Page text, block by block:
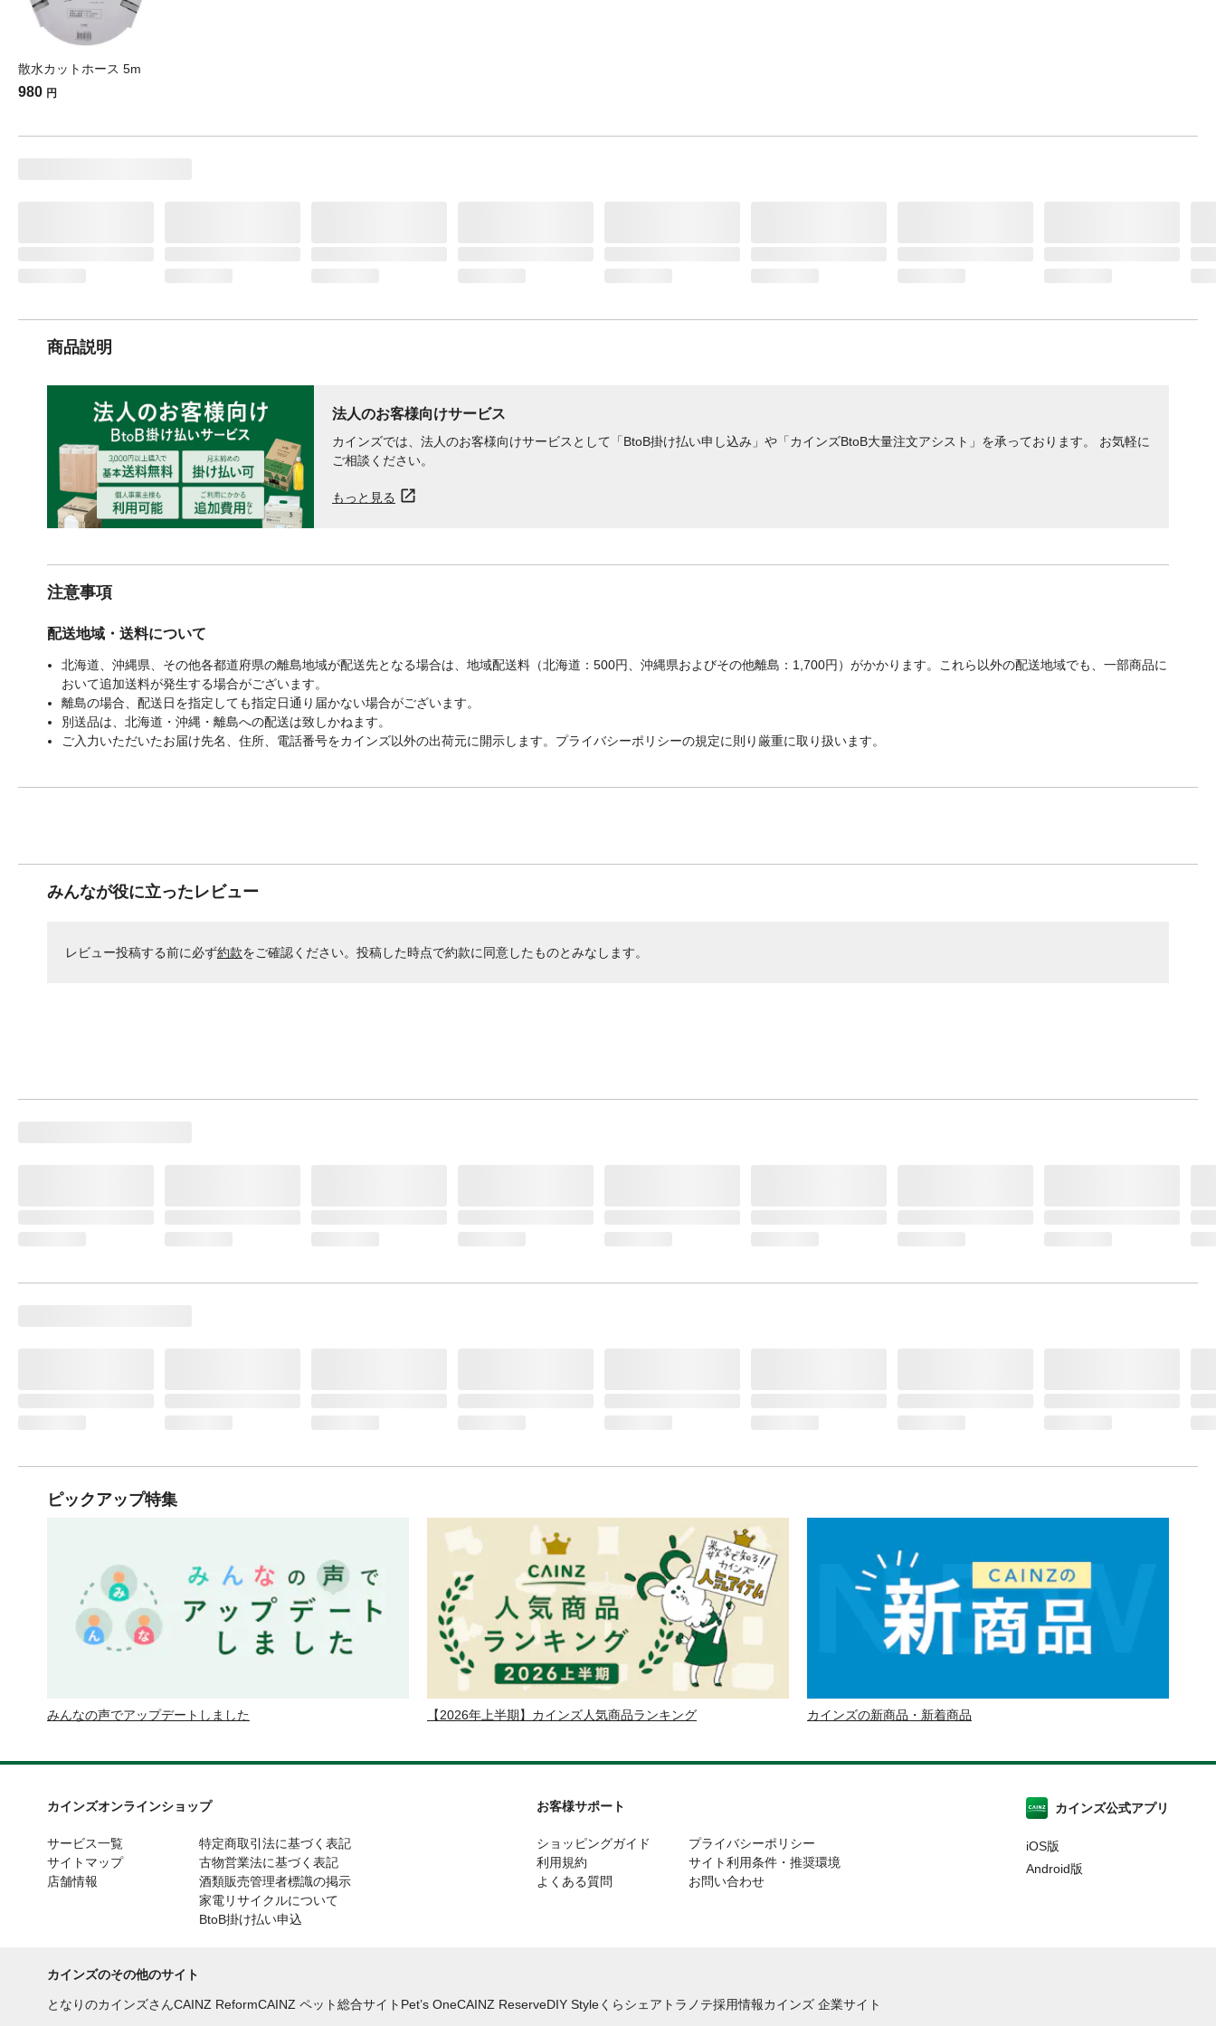
散水カットホース 5m
980 円
商品説明
法人のお客様向けサービス
カインズでは、法人のお客様向けサービスとして「BtoB掛け払い申し込み」や「カインズBtoB大量注文アシスト」を承っております。 お気軽に
ご相談ください。
もっと見る
注意事項
配送地域・送料について
北海道、沖縄県、その他各都道府県の離島地域が配送先となる場合は、地域配送料（北海道：500円、沖縄県およびその他離島：1,700円）がかかります。これら以外の配送地域でも、一部商品に
おいて追加送料が発生する場合がございます。
離島の場合、配送日を指定しても指定日通り届かない場合がございます。
別送品は、北海道・沖縄・離島への配送は致しかねます。
ご入力いただいたお届け先名、住所、電話番号をカインズ以外の出荷元に開示します。プライバシーポリシーの規定に則り厳重に取り扱います。
みんなが役に立ったレビュー
レビュー投稿する前に必ず約款をご確認ください。投稿した時点で約款に同意したものとみなします。
ピックアップ特集
みんなの声でアップデートしました 【2026年上半期】カインズ人気商品ランキング カインズの新商品・新着商品
カインズオンラインショップ
サービス一覧
サイトマップ
店舗情報
特定商取引法に基づく表記
古物営業法に基づく表記
酒類販売管理者標識の掲示
家電リサイクルについて
BtoB掛け払い申込
お客様サポート
ショッピングガイド
利用規約
よくある質問
プライバシーポリシー
サイト利用条件・推奨環境
お問い合わせ
カインズ公式アプリ
iOS版
Android版
カインズのその他のサイト
となりのカインズさんCAINZ ReformCAINZ ペット総合サイト Pet’s OneCAINZ ReserveDIY Styleくらシェア トラノテ採用情報カインズ 企業サイト